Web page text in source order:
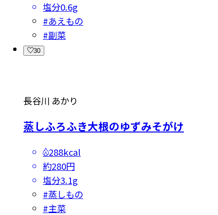
塩分0.6g
#あえもの
#副菜
30
長谷川 あかり
蒸しふろふき大根のゆずみそがけ
288kcal
約280円
塩分3.1g
#蒸しもの
#主菜